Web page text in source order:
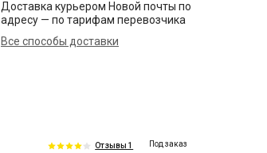
Доставка курьером Новой почты по
адресу — по тарифам перевозчика
Все способы доставки
Отзывы 1 Под заказ